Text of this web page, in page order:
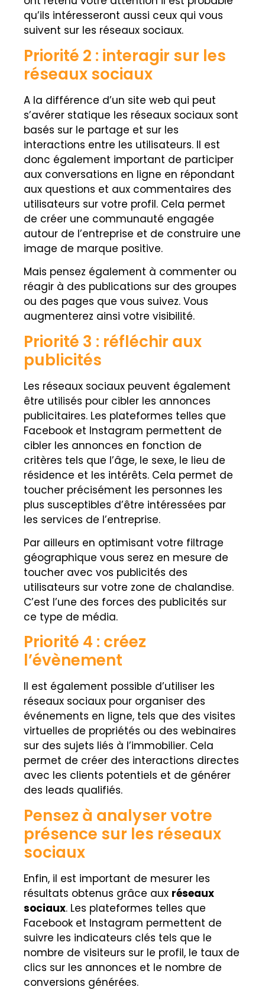
qu’ils intéresseront aussi ceux qui vous
suivent sur les réseaux sociaux.
Priorité 2 : interagir sur les
réseaux sociaux
A la différence d’un site web qui peut
s’avérer statique les réseaux sociaux sont
basés sur le partage et sur les
interactions entre les utilisateurs. Il est
donc également important de participer
aux conversations en ligne en répondant
aux questions et aux commentaires des
utilisateurs sur votre profil. Cela permet
de créer une communauté engagée
autour de l’entreprise et de construire une
image de marque positive.
Mais pensez également à commenter ou
réagir à des publications sur des groupes
ou des pages que vous suivez. Vous
augmenterez ainsi votre visibilité.
Priorité 3 : réfléchir aux
publicités
Les réseaux sociaux peuvent également
être utilisés pour cibler les annonces
publicitaires. Les plateformes telles que
Facebook et Instagram permettent de
cibler les annonces en fonction de
critères tels que l’âge, le sexe, le lieu de
résidence et les intérêts. Cela permet de
toucher précisément les personnes les
plus susceptibles d’être intéressées par
les services de l’entreprise.
Par ailleurs en optimisant votre filtrage
géographique vous serez en mesure de
toucher avec vos publicités des
utilisateurs sur votre zone de chalandise.
C’est l’une des forces des publicités sur
ce type de média.
Priorité 4 : créez
l’évènement
Il est également possible d’utiliser les
réseaux sociaux pour organiser des
événements en ligne, tels que des visites
virtuelles de propriétés ou des webinaires
sur des sujets liés à l’immobilier. Cela
permet de créer des interactions directes
avec les clients potentiels et de générer
des leads qualifiés.
Pensez à analyser votre
présence sur les réseaux
sociaux
Enfin, il est important de mesurer les
résultats obtenus grâce aux réseaux
sociaux. Les plateformes telles que
Facebook et Instagram permettent de
suivre les indicateurs clés tels que le
nombre de visiteurs sur le profil, le taux de
clics sur les annonces et le nombre de
conversions générées.